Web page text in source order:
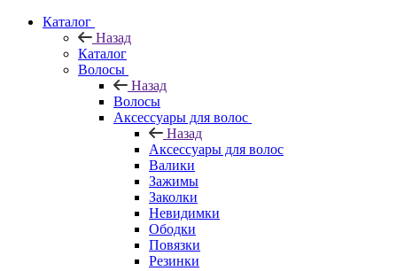
Каталог
Назад
Каталог
Волосы
Назад
Волосы
Аксессуары для волос
Назад
Аксессуары для волос
Валики
Зажимы
Заколки
Невидимки
Ободки
Повязки
Резинки